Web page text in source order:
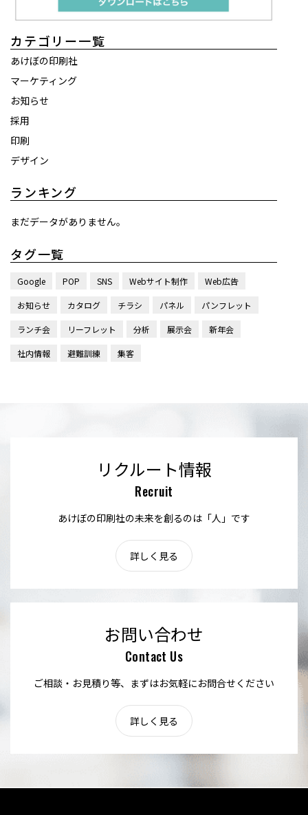
カテゴリー一覧
あけぼの印刷社
マーケティング
お知らせ
採用
印刷
デザイン
ランキング
まだデータがありません。
タグ一覧
Google POP SNS Webサイト制作 Web広告
お知らせ カタログ チラシ パネル パンフレット
ランチ会 リーフレット 分析 展示会 新年会
社内情報 避難訓練 集客
リクルート情報
Recruit
あけぼの印刷社の未来を創るのは「人」です
詳しく見る
お問い合わせ
Contact Us
ご相談・お見積り等、まずはお気軽にお問合せください
詳しく見る